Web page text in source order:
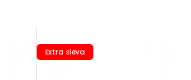
Extra sleva